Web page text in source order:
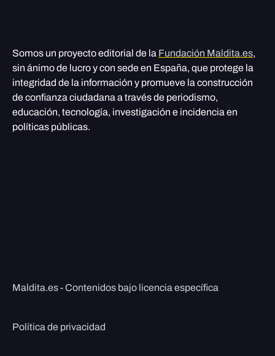
Somos un proyecto editorial de la Fundación Maldita.es,
sin ánimo de lucro y con sede en España, que protege la
integridad de la información y promueve la construcción
de confianza ciudadana a través de periodismo,
educación, tecnología, investigación e incidencia en
políticas públicas.
Maldita.es - Contenidos bajo licencia específica
Política de privacidad